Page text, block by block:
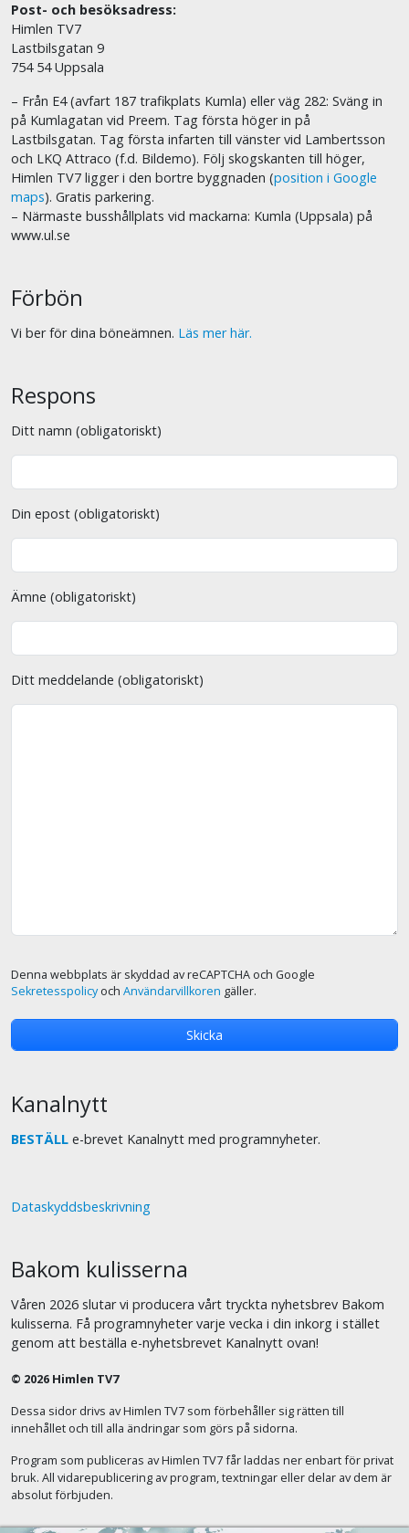
Post- och besöksadress:
Himlen TV7
Lastbilsgatan 9
754 54 Uppsala
– Från E4 (avfart 187 trafikplats Kumla) eller väg 282: Sväng in
på Kumlagatan vid Preem. Tag första höger in på
Lastbilsgatan. Tag första infarten till vänster vid Lambertsson
och LKQ Attraco (f.d. Bildemo). Följ skogskanten till höger,
Himlen TV7 ligger i den bortre byggnaden (position i Google
maps). Gratis parkering.
– Närmaste busshållplats vid mackarna: Kumla (Uppsala) på
www.ul.se
Förbön
Vi ber för dina böneämnen. Läs mer här.
Respons
Ditt namn (obligatoriskt)
Din epost (obligatoriskt)
Ämne (obligatoriskt)
Ditt meddelande (obligatoriskt)
Denna webbplats är skyddad av reCAPTCHA och Google
Sekretesspolicyoch Användarvillkoren gäller.
Kanalnytt
BESTÄLL e-brevet Kanalnytt med programnyheter.
Dataskyddsbeskrivning
Bakom kulisserna
Våren 2026 slutar vi producera vårt tryckta nyhetsbrev Bakom
kulisserna. Få programnyheter varje vecka i din inkorg i stället
genom att beställa e-nyhetsbrevet Kanalnytt ovan!
© 2026 Himlen TV7
Dessa sidor drivs av Himlen TV7 som förbehåller sig rätten till
innehållet och till alla ändringar som görs på sidorna.
Program som publiceras av Himlen TV7 får laddas ner enbart för privat
bruk. All vidarepublicering av program, textningar eller delar av dem är
absolut förbjuden.